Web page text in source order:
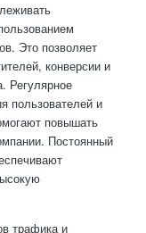
Это позволяет
конверсии и
Регулярное
пользователей и
повышать
Постоянный
трафика и